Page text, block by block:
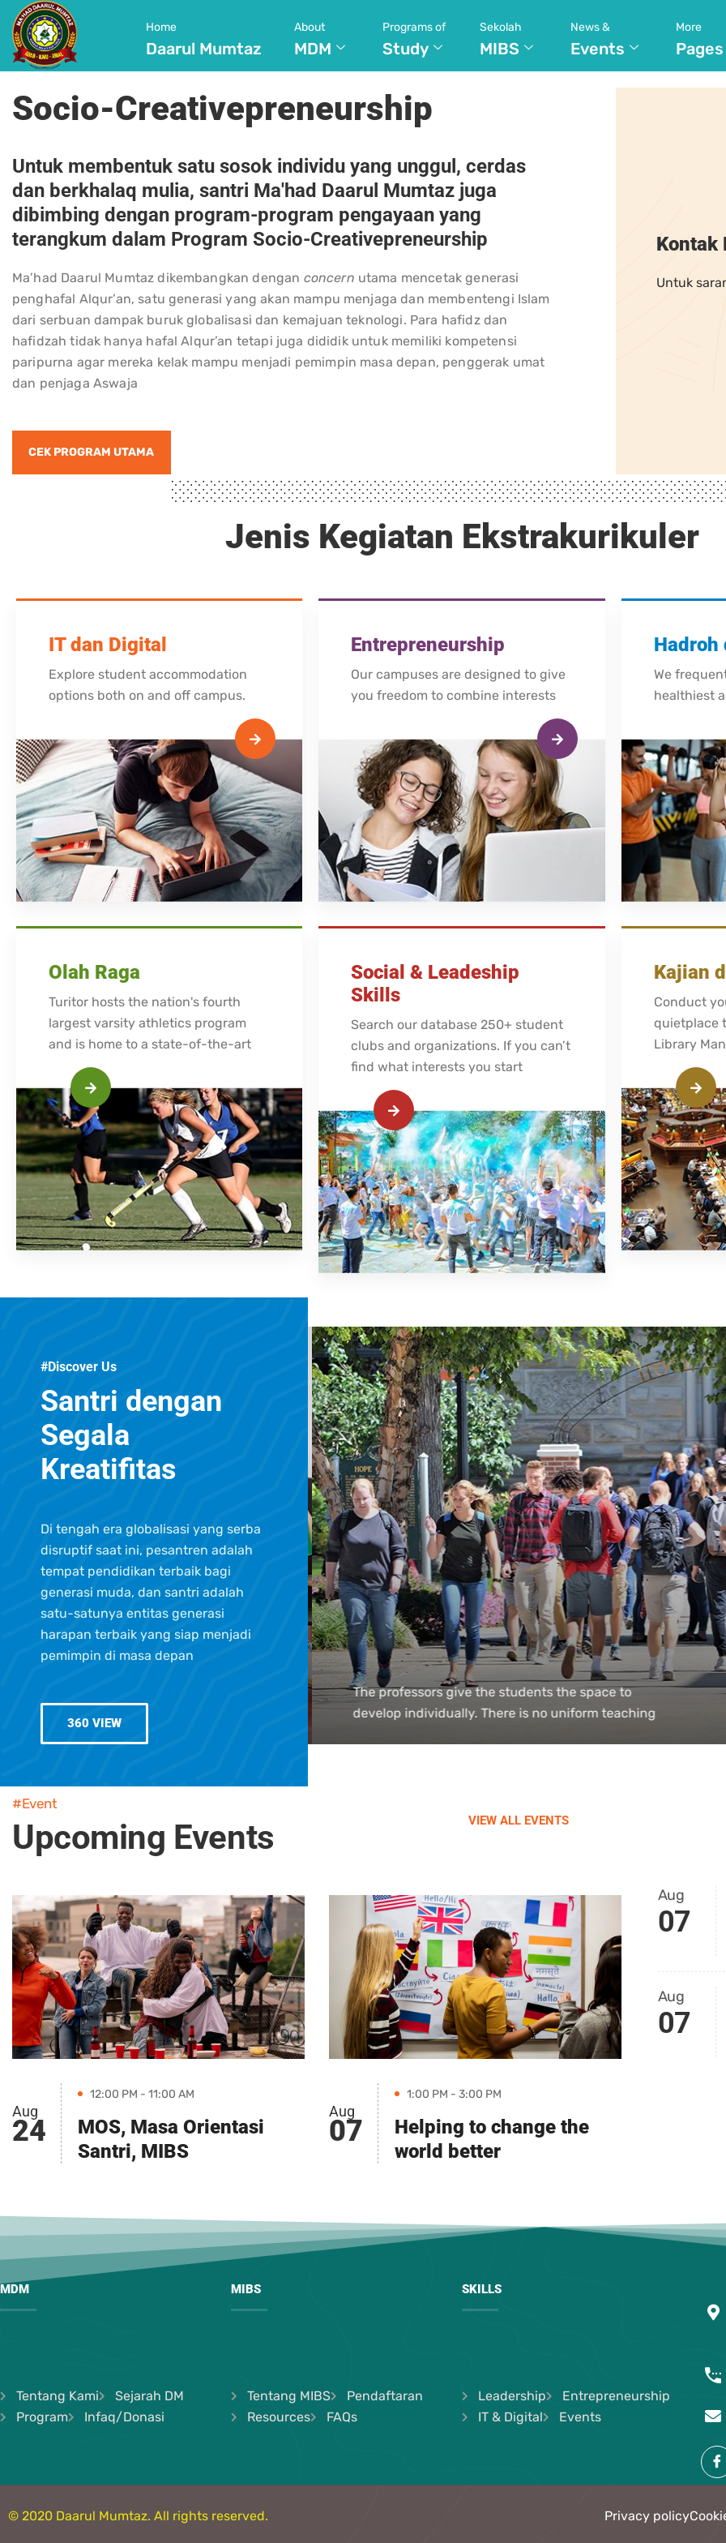
Home
Daarul Mumtaz
About
MDM
Programs of
Study
Sekolah
MIBS
News &
Events
More
Pages
Socio-Creativepreneurship
Untuk membentuk satu sosok individu yang unggul, cerdas
dan berkhalaq mulia, santri Ma'had Daarul Mumtaz juga
dibimbing dengan program-program pengayaan yang
terangkum dalam Program Socio-Creativepreneurship
Ma’had Daarul Mumtaz dikembangkan dengan concern utama mencetak generasi
penghafal Alqur’an, satu generasi yang akan mampu menjaga dan membentengi Islam
dari serbuan dampak buruk globalisasi dan kemajuan teknologi. Para hafidz dan
hafidzah tidak hanya hafal Alqur’an tetapi juga dididik untuk memiliki kompetensi
paripurna agar mereka kelak mampu menjadi pemimpin masa depan, penggerak umat
dan penjaga Aswaja
CEK PROGRAM UTAMA
Kontak
Untuk
Jenis Kegiatan Ekstrakurikuler
IT dan Digital
Explore student accommodation
options both on and off campus.
Olah Raga
Turitor hosts the nation's fourth
largest varsity athletics program
and is home to a state-of-the-art
Entrepreneurship
Our campuses are designed to give
you freedom to combine interests
Social & Leadeship
Skills
Search our database 250+ student
clubs and organizations. If you can’t
find what interests you start
Hadroh
We
healthiest
Kajian
Conduct
quietplace
Library
#Discover Us
Santri dengan
Segala
Kreatifitas
Di tengah era globalisasi yang serba
disruptif saat ini, pesantren adalah
tempat pendidikan terbaik bagi
generasi muda, dan santri adalah
satu-satunya entitas generasi
harapan terbaik yang siap menjadi
pemimpin di masa depan
360 VIEW
The professors give the students the space to
develop individually. There is no uniform teaching
#Event
Upcoming Events VIEW ALL EVENTS
Aug
24
12:00 PM - 11:00 AM
MOS, Masa Orientasi
Santri, MIBS
Aug
07
1:00 PM - 3:00 PM
Helping to change the
world better
Aug
07
Aug
07
MDM
Tentang Kami
Sejarah DM
Program
Infaq/Donasi
MIBS
Tentang MIBS
Pendaftaran
Resources
FAQs
SKILLS
Leadership
Entrepreneurship
IT & Digital
Events
© 2020 Daarul Mumtaz. All rights reserved. Privacy policy